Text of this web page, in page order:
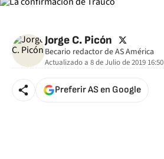
Jorge C. Picón twitter
Becario redactor de AS América
Actualizado a 8 de Julio de 2019 16:50
Preferir AS en Google